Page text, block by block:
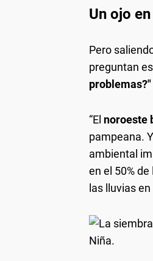
Un ojo
Pero
preguntan es
problemas?"
“El noroeste
pampeana.
ambiental
en el 50%
las lluvias